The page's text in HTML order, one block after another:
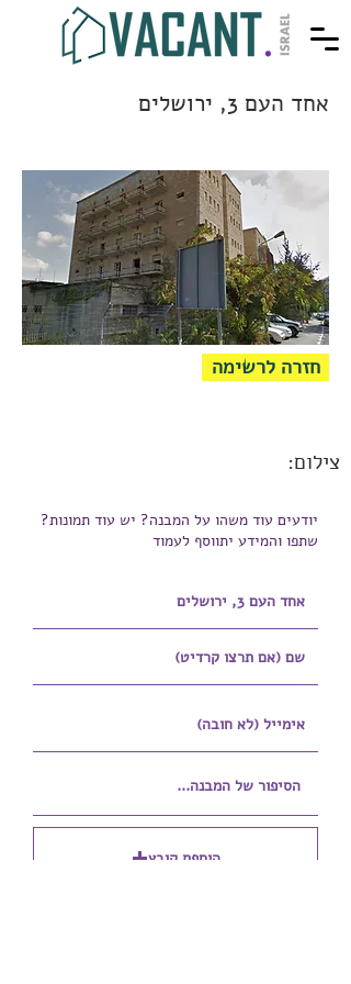
אחד העם 3, ירושלים
חזרה לרשימה
צילום:
יודעים עוד משהו על המבנה? יש עוד תמונות?
שתפו והמידע יתווסף לעמוד
הוספת קובץ